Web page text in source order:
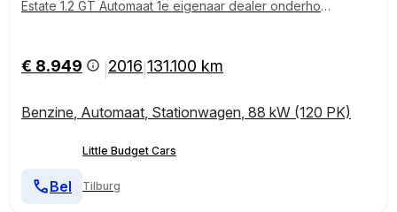
Estate 1.2 GT Automaat 1e eigenaar dealer onderhou
€ 8.949 2016 131.100 km
Benzine, Automaat, Stationwagen, 88 kW (120 PK)
Little Budget Cars
Tilburg
Bel